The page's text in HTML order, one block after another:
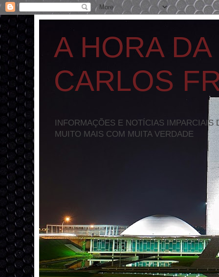
A HORA
CARLOS
INFORMAÇÕES E NOTÍCIAS
MUITO MAIS COM MUITA VERDADE